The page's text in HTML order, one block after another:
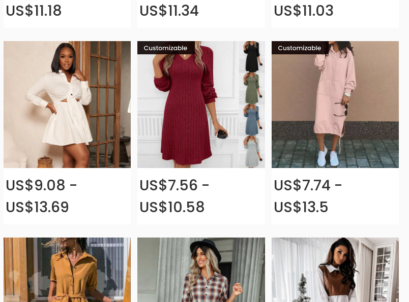
US$11.03
US$11.34
US$11.18
US$7.74 -
US$13.5
US$7.56 -
US$10.58
US$9.08 -
US$13.69